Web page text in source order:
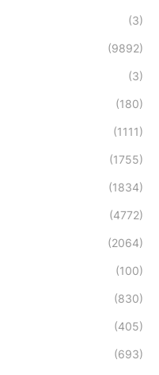
(3)
(9892)
(3)
(180)
(1111)
(1755)
(1834)
(4772)
(2064)
(100)
(830)
(405)
(693)